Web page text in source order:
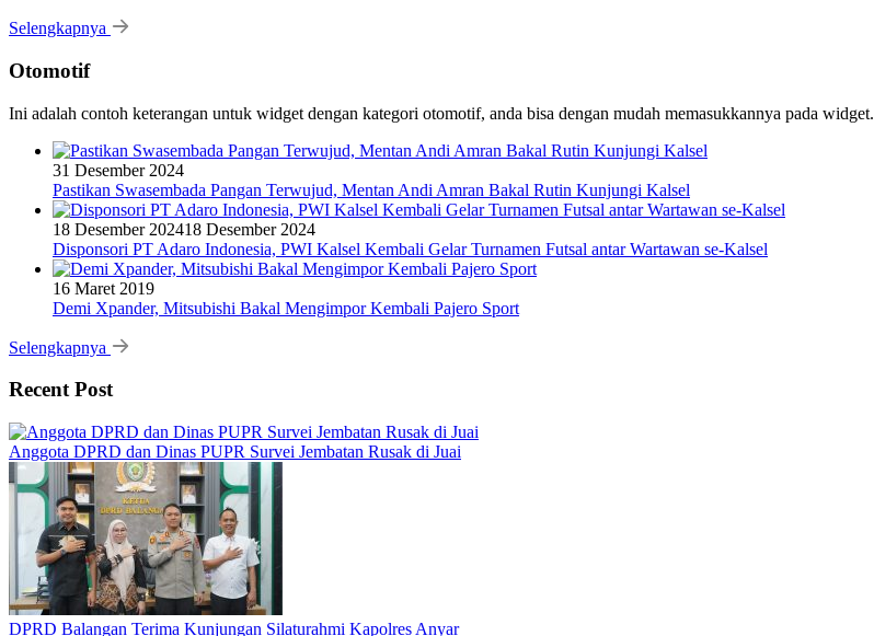
Selengkapnya
Otomotif
Ini adalah contoh keterangan untuk widget dengan kategori otomotif, anda bisa dengan mudah memasukkannya pada widget.
31 Desember 2024
Pastikan Swasembada Pangan Terwujud, Mentan Andi Amran Bakal Rutin Kunjungi Kalsel
18 Desember 202418 Desember 2024
Disponsori PT Adaro Indonesia, PWI Kalsel Kembali Gelar Turnamen Futsal antar Wartawan se-Kalsel
16 Maret 2019
Demi Xpander, Mitsubishi Bakal Mengimpor Kembali Pajero Sport
Selengkapnya
Recent Post
Anggota DPRD dan Dinas PUPR Survei Jembatan Rusak di Juai
DPRD Balangan Terima Kunjungan Silaturahmi Kapolres Anyar